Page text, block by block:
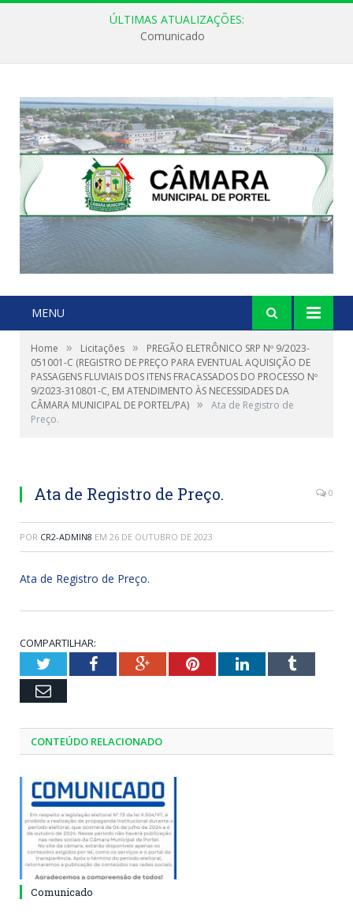
ÚLTIMAS ATUALIZAÇÕES:
Comunicado
MENU
Home » Licitações »
PREGÃO ELETRÔNICO SRP Nº 9/2023-
051001-C (REGISTRO DE PREÇO PARA EVENTUAL AQUISIÇÃO DE
PASSAGENS FLUVIAIS DOS ITENS FRACASSADOS DO PROCESSO Nº
9/2023-310801-C, EM ATENDIMENTO ÀS NECESSIDADES DA
CÂMARA MUNICIPAL DE PORTEL/PA) »
Ata de Registro de
Preço.
Ata de Registro de Preço. 0
POR CR2-ADMIN8 EM 26 DE OUTUBRO DE 2023
Ata de Registro de Preço.
COMPARTILHAR:
TwitterFacebookGoogle+PinterestLinkedInTumblr
Email
CONTEÚDO RELACIONADO
Comunicado